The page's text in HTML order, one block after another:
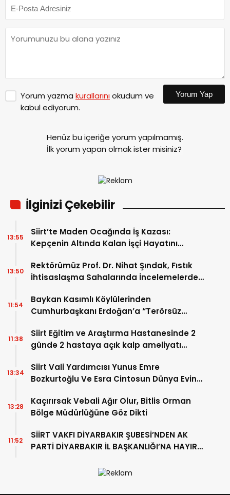
Yorum yazma kurallarınıokudum ve
kabul ediyorum.
Yorum Yap
Henüz bu içeriğe yorum yapılmamış.
İlk yorum yapan olmak ister misiniz?
İlginizi Çekebilir
Siirt’te Maden Ocağında İş Kazası:
Kepçenin Altında Kalan İşçi Hayatını
13:55
Rektörümüz Prof. Dr. Nihat Şındak, Fıstık
İhtisaslaşma Sahalarında İncelemelerde
13:50
Baykan Kasımlı Köylülerinden
Cumhurbaşkanı Erdoğan’a “Terörsüz
11:54
Siirt Eğitim ve Araştırma Hastanesinde 2
günde 2 hastaya açık kalp ameliyatı
11:38
Siirt Vali Yardımcısı Yunus Emre
Bozkurtoğlu Ve Esra Cintosun Dünya Evine
13:34
Kaçırırsak Vebali Ağır Olur, Bitlis Orman
Bölge Müdürlüğüne Göz Dikti
13:28
SİİRT VAKFI DİYARBAKIR ŞUBESİ’NDEN AK
PARTİ DİYARBAKIR İL BAŞKANLIĞI’NA HAYIRLI
11:52